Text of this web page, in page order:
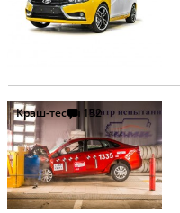
Краш-тесты 132